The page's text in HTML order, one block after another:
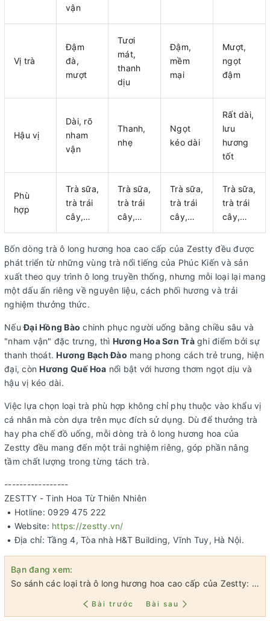
vận
Vị trà
Đậm
đà,
mượt
Tươi
mát,
thanh
dịu
Đậm,
mềm
mại
Mượt,
ngọt
đậm
Hậu vị
Dài, rõ
nham
vận
Thanh,
nhẹ
Ngọt
kéo dài
Rất dài,
lưu
hương
tốt
Phù
hợp
Trà sữa,
trà trái
cây,…
Trà sữa,
trà trái
cây,…
Trà sữa,
trà trái
cây,…
Trà sữa,
trà trái
cây,…
Bốn dòng trà ô long hương hoa cao cấp của Zestty đều được
phát triển từ những vùng trà nổi tiếng của Phúc Kiến và sản
xuất theo quy trình ô long truyền thống, nhưng mỗi loại lại mang
một dấu ấn riêng về nguyên liệu, cách phối hương và trải
nghiệm thưởng thức.
NếuĐại Hồng Bào chinh phục người uống bằng chiều sâu và
"nham vận" đặc trưng, thì Hương Hoa Sơn Tràghi điểm bởi sự
thanh thoát. Hương Bạch Đào mang phong cách trẻ trung, hiện
đại, còn Hương Quế Hoa nổi bật với hương thơm ngọt dịu và
hậu vị kéo dài.
Việc lựa chọn loại trà phù hợp không chỉ phụ thuộc vào khẩu vị
cá nhân mà còn dựa trên mục đích sử dụng. Dù để thưởng trà
hay pha chế đồ uống, mỗi dòng trà ô long hương hoa của
Zestty đều mang đến một trải nghiệm riêng, góp phần nâng
tầm chất lượng trong từng tách trà.
-----------------
ZESTTY - Tinh Hoa Từ Thiên Nhiên
• Hotline: 0929 475 222
• Website: https://zestty.vn/
• Địa chỉ: Tầng 4, Tòa nhà H&T Building, Vĩnh Tuy, Hà Nội.
Bạn đang xem:
So sánh các loại trà ô long hương hoa cao cấp của Zestty: nguồn gốc, xuất xứ, hương vị khác nhau ra sao?
Bài trước Bài sau